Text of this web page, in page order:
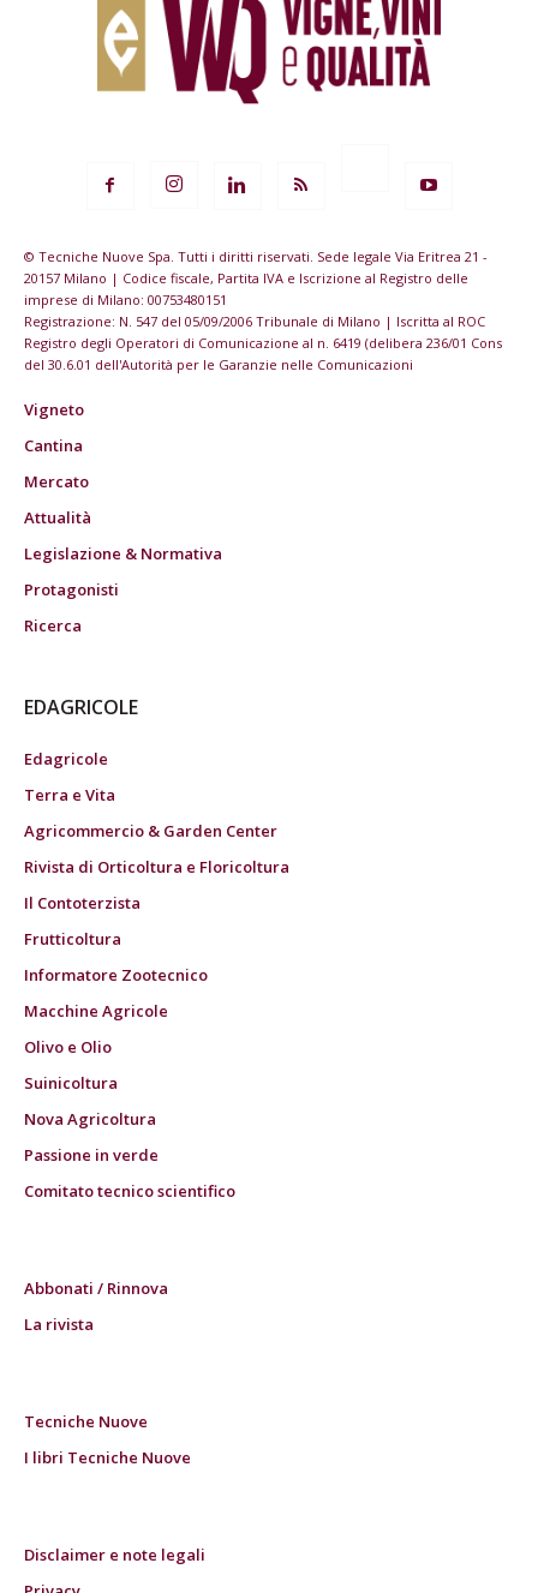
© Tecniche Nuove Spa. Tutti i diritti riservati. Sede legale Via Eritrea 21 -
20157 Milano | Codice fiscale, Partita IVA e Iscrizione al Registro delle
imprese di Milano: 00753480151
Registrazione: N. 547 del 05/09/2006 Tribunale di Milano | Iscritta al ROC
Registro degli Operatori di Comunicazione al n. 6419 (delibera 236/01 Cons
del 30.6.01 dell'Autorità per le Garanzie nelle Comunicazioni
Vigneto
Cantina
Mercato
Attualità
Legislazione & Normativa
Protagonisti
Ricerca
EDAGRICOLE
Edagricole
Terra e Vita
Agricommercio & Garden Center
Rivista di Orticoltura e Floricoltura
Il Contoterzista
Frutticoltura
Informatore Zootecnico
Macchine Agricole
Olivo e Olio
Suinicoltura
Nova Agricoltura
Passione in verde
Comitato tecnico scientifico
Abbonati / Rinnova
La rivista
Tecniche Nuove
I libri Tecniche Nuove
Disclaimer e note legali